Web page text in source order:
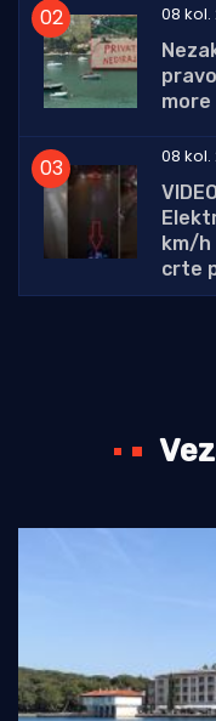
08 kol.
more
08 kol.
km/h
crte